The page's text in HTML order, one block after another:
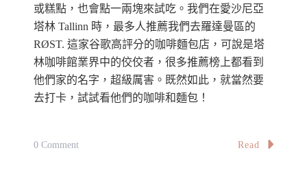
身
到
門
店
享
用
蚵
或糕點，也會點一兩塊來試吃。我們在愛沙尼亞
塔林 Tallinn 時，最多人推薦我們去羅達曼區的
RØST. 這家谷歌高評分的咖啡麵包店，可說是塔
林咖啡館業界中的佼佼者，很多推薦榜上都看到
他們家的名字，超級厲害。既然如此，就當然要
去打卡，試試看他們的咖啡和麵包！
0 CommentOn
Read